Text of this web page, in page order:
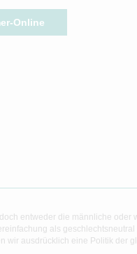
Online
entweder die männliche oder
als
wir ausdrücklich eine Politik der